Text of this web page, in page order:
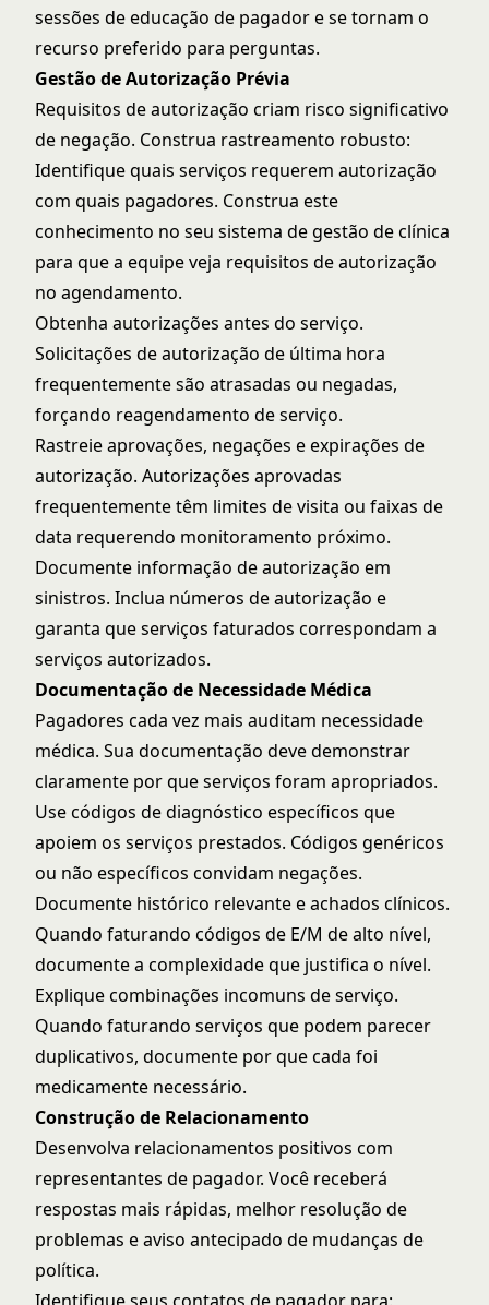
sessões de educação de pagador e se tornam o
recurso preferido para perguntas.
Gestão de Autorização Prévia
Requisitos de autorização criam risco significativo
de negação. Construa rastreamento robusto:
Identifique quais serviços requerem autorização
com quais pagadores. Construa este
conhecimento no seu sistema de gestão de clínica
para que a equipe veja requisitos de autorização
no agendamento.
Obtenha autorizações antes do serviço.
Solicitações de autorização de última hora
frequentemente são atrasadas ou negadas,
forçando reagendamento de serviço.
Rastreie aprovações, negações e expirações de
autorização. Autorizações aprovadas
frequentemente têm limites de visita ou faixas de
data requerendo monitoramento próximo.
Documente informação de autorização em
sinistros. Inclua números de autorização e
garanta que serviços faturados correspondam a
serviços autorizados.
Documentação de Necessidade Médica
Pagadores cada vez mais auditam necessidade
médica. Sua documentação deve demonstrar
claramente por que serviços foram apropriados.
Use códigos de diagnóstico específicos que
apoiem os serviços prestados. Códigos genéricos
ou não específicos convidam negações.
Documente histórico relevante e achados clínicos.
Quando faturando códigos de E/M de alto nível,
documente a complexidade que justifica o nível.
Explique combinações incomuns de serviço.
Quando faturando serviços que podem parecer
duplicativos, documente por que cada foi
medicamente necessário.
Construção de Relacionamento
Desenvolva relacionamentos positivos com
representantes de pagador. Você receberá
respostas mais rápidas, melhor resolução de
problemas e aviso antecipado de mudanças de
política.